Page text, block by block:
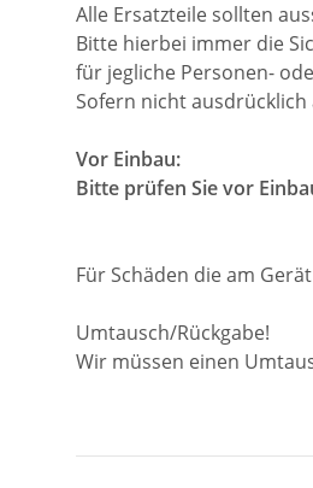
Alle Ersatzteile sollten
Bitte hierbei immer die
für jegliche Personen-
Sofern nicht
Vor Einbau:
Bitte prüfen Sie vor
Für Schäden die am
Umtausch/Rückgabe!
Wir müssen einen